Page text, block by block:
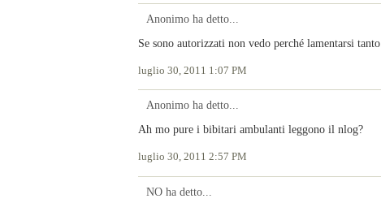
Anonimo ha detto...
Se sono autorizzati non vedo perché lamentarsi tanto.
luglio 30, 2011 1:07 PM
Anonimo ha detto...
Ah mo pure i bibitari ambulanti leggono il nlog?
luglio 30, 2011 2:57 PM
NO ha detto...